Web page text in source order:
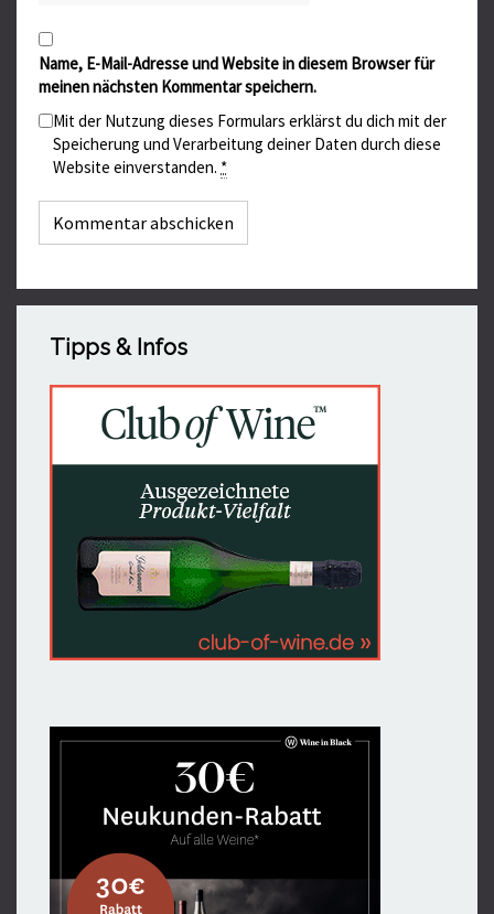
Name, E-Mail-Adresse und Website in diesem Browser für
meinen nächsten Kommentar speichern.
Mit der Nutzung dieses Formulars erklärst du dich mit der
Speicherung und Verarbeitung deiner Daten durch diese
Website einverstanden. *
Tipps & Infos